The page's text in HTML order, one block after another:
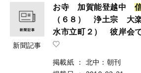
新聞記事
お寺 加賀能登越中
（６８） 浄土宗 大
水市立町２） 彼岸会
掲載紙 ：
北中：朝刊